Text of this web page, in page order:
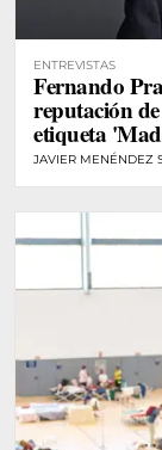
ENTREVISTAS
Fernando
reputación
etiqueta
potencial"
JAVIER MENÉNDEZ